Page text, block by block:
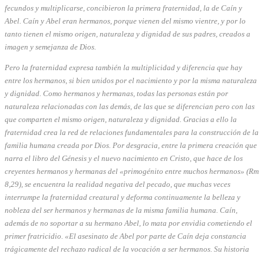
fecundos y multiplicarse, concibieron la primera fraternidad, la de Caín y
Abel. Caín y Abel eran hermanos, porque vienen del mismo vientre, y por lo
tanto tienen el mismo origen, naturaleza y dignidad de sus padres, creados a
imagen y semejanza de Dios.
Pero la fraternidad expresa también la multiplicidad y diferencia que hay
entre los hermanos, si bien unidos por el nacimiento y por la misma naturaleza
y dignidad. Como hermanos y hermanas, todas las personas están por
naturaleza relacionadas con las demás, de las que se diferencian pero con las
que comparten el mismo origen, naturaleza y dignidad. Gracias a ello la
fraternidad crea la red de relaciones fundamentales para la construcción de la
familia humana creada por Dios. Por desgracia, entre la primera creación que
narra el libro del Génesis y el nuevo nacimiento en Cristo, que hace de los
creyentes hermanos y hermanas del «primogénito entre muchos hermanos» (Rm
8,29), se encuentra la realidad negativa del pecado, que muchas veces
interrumpe la fraternidad creatural y deforma continuamente la belleza y
nobleza del ser hermanos y hermanas de la misma familia humana. Caín,
además de no soportar a su hermano Abel, lo mata por envidia cometiendo el
primer fratricidio. «El asesinato de Abel por parte de Caín deja constancia
trágicamente del rechazo radical de la vocación a ser hermanos. Su historia